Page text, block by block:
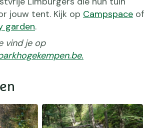
jouw tent. Kijk op Campspace of
garden.
vind je op